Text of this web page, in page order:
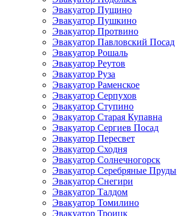
Эвакуатор Пущино
Эвакуатор Пушкино
Эвакуатор Протвино
Эвакуатор Павловский Посад
Эвакуатор Рошаль
Эвакуатор Реутов
Эвакуатор Руза
Эвакуатор Раменское
Эвакуатор Серпухов
Эвакуатор Ступино
Эвакуатор Старая Купавна
Эвакуатор Сергиев Посад
Эвакуатор Пересвет
Эвакуатор Сходня
Эвакуатор Солнечногорск
Эвакуатор Серебряные Пруды
Эвакуатор Снегири
Эвакуатор Талдом
Эвакуатор Томилино
Эвакуатор Троицк